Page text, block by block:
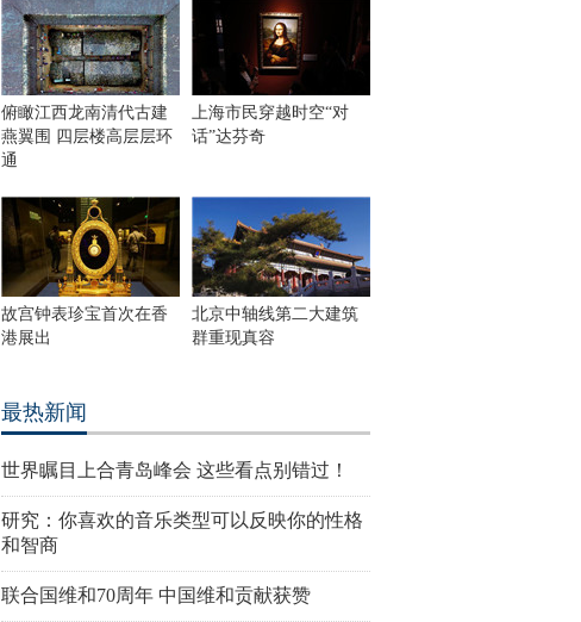
俯瞰江西龙南清代古建
燕翼围 四层楼高层层环
通
上海市民穿越时空“对
话”达芬奇
故宫钟表珍宝首次在香
港展出
北京中轴线第二大建筑
群重现真容
最热新闻
世界瞩目上合青岛峰会 这些看点别错过！
研究：你喜欢的音乐类型可以反映你的性格
和智商
联合国维和70周年 中国维和贡献获赞